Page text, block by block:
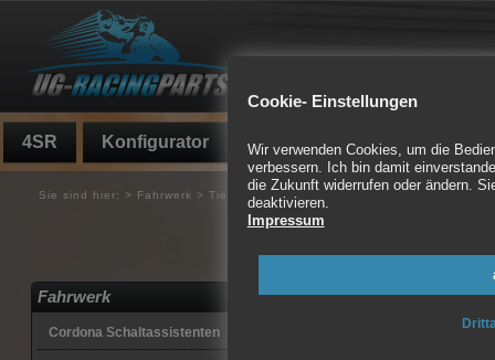
Cookie- Einstellungen
Wir verwenden Cookies, um die
verbessern. Ich bin damit
die Zukunft widerrufen oder ändern.
deaktivieren.
Impressum
4SR Konfigurator Fundgrube Auspuff
Sie sind hier: > Fahrwerk > Tieferlegung >
Fahrwerk
Cordona Schaltassistenten